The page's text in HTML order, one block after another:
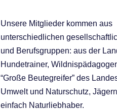
Unsere Mitglieder kommen aus
unterschiedlichen
und Berufsgruppen: aus der
Hundetrainer,
“Große Beutegreifer” des
Umwelt und Naturschutz,
einfach Naturliebhaber.